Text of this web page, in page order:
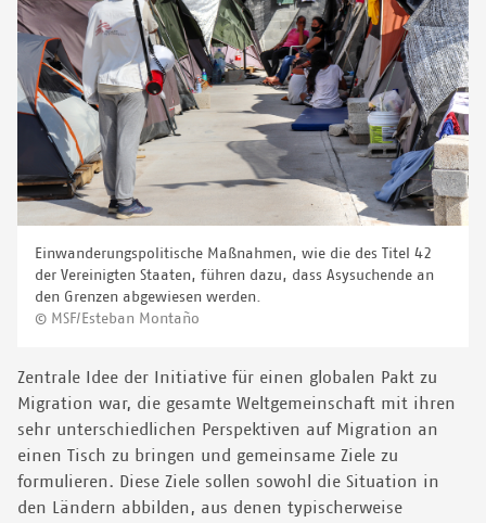
Einwanderungspolitische Maßnahmen, wie die des Titel 42
der Vereinigten Staaten, führen dazu, dass Asysuchende an
den Grenzen abgewiesen werden.
© MSF/Esteban Montaño
Zentrale Idee der Initiative für einen globalen Pakt zu
Migration war, die gesamte Weltgemeinschaft mit ihren
sehr unterschiedlichen Perspektiven auf Migration an
einen Tisch zu bringen und gemeinsame Ziele zu
formulieren. Diese Ziele sollen sowohl die Situation in
den Ländern abbilden, aus denen typischerweise